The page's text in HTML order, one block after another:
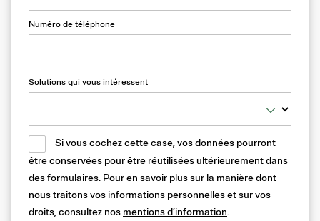
Numéro de téléphone
Solutions qui vous intéressent
Si vous cochez cette case, vos données pourront
être conservées pour être réutilisées ultérieurement dans
des formulaires. Pour en savoir plus sur la manière dont
nous traitons vos informations personnelles et sur vos
droits, consultez nos mentions d’information.